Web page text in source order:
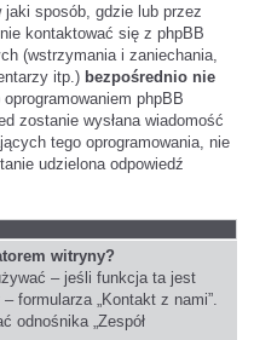
sposób, gdzie lub przez
kontaktować się z phpBB
(wstrzymania i zaniechania,
itp.) bezpośrednio nie
phpBB
zostanie wysłana wiadomość
tego oprogramowania, nie
udzielona odpowiedź
witryny?
– jeśli funkcja ta jest
formularza „Kontakt z nami”.
odnośnika „Zespół